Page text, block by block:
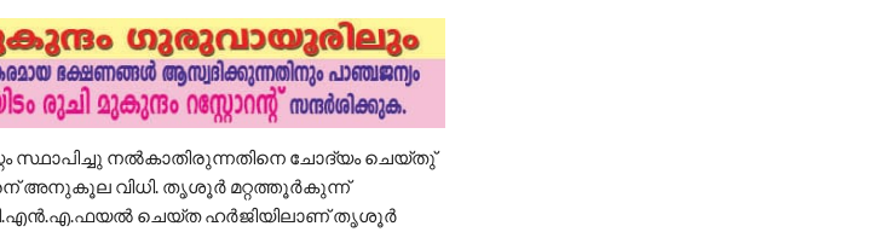
സ്ഥാപിച്ചു നൽകാതിരുന്നതിനെ ചോദ്യം ചെയ്തു്
അനുകൂല വിധി. തൃശൂർ മറ്റത്തൂർകുന്ന്
ചെയ്ത ഹർജിയിലാണ് തൃശൂർ